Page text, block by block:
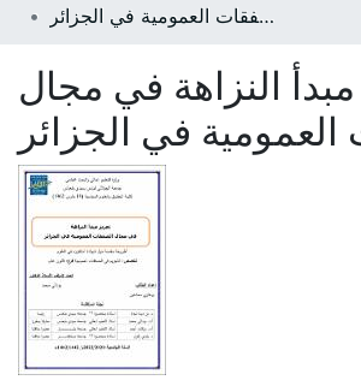
Statistics
تعزيز مبدأ النزاهة في مجال الصفقات العمومية في الجزائر
مبدأ النزاهة في مجال
في الجزائر